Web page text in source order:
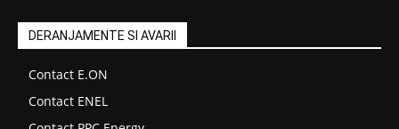
DERANJAMENTE SI AVARII
Contact E.ON
Contact ENEL